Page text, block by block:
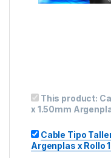
This product:
x 1.50mm
Cable Tipo
Argenplas x Rollo